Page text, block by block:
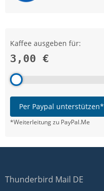
Kaffee ausgeben für:
3,00 €
Per Paypal unterstützen*
*Weiterleitung zu PayPal.Me
Thunderbird Mail DE